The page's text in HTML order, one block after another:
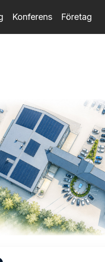
Konferens Företag